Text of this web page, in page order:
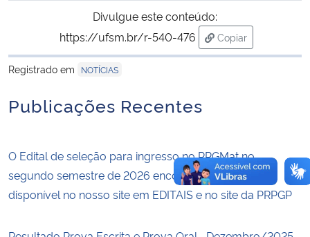
Divulgue este conteúdo:
https://ufsm.br/r-540-476
Copiar
para área de
Registrado em
NOTÍCIAS
Publicações Recentes
O Edital de seleção para ingresso no PPGMat no
segundo semestre de 2026 encontra-se aberto e
disponível no nosso site em EDITAIS e no site da PRPGP